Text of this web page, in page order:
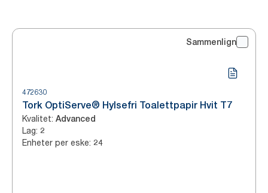
Sammenlign
472630
Tork OptiServe® Hylsefri Toalettpapir Hvit T7
Kvalitet: Advanced
Lag: 2
Enheter per eske: 24